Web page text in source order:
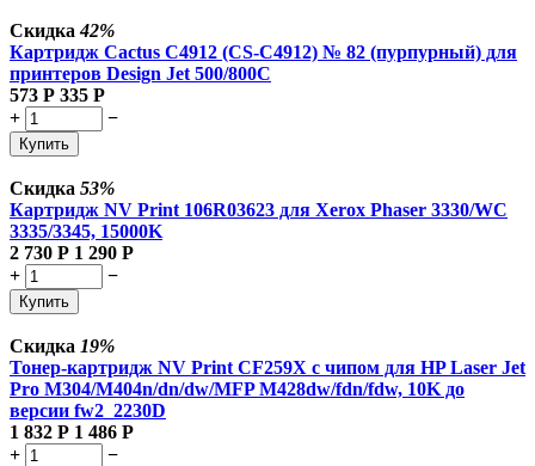
Скидка42%
Картридж Cactus C4912 (CS-C4912) № 82 (пурпурный) для
принтеров Design Jet 500/800C
573 Р 335 Р
+
−
Купить
Скидка 53%
Картридж NV Print 106R03623 для Xerox Phaser 3330/WC
3335/3345, 15000K
2 730 Р 1 290 Р
+
−
Купить
Скидка 19%
Тонер-картридж NV Print CF259X с чипом для HP Laser Jet
Pro M304/M404n/dn/dw/MFP M428dw/fdn/fdw, 10K до
версии fw2_2230D
1 832 Р 1 486 Р
+
−